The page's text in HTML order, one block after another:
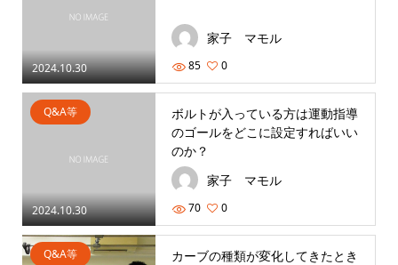
2024.10.30
家子 マモル
85 0
2024.10.30
Q&A等
ボルトが入っている方は運動指導
のゴールをどこに設定すればいい
のか？
家子 マモル
70 0
Q&A等 カーブの種類が変化してきたとき